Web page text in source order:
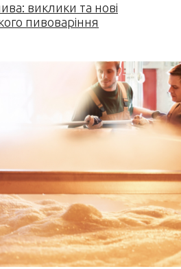
виклики та нові
пивоваріння